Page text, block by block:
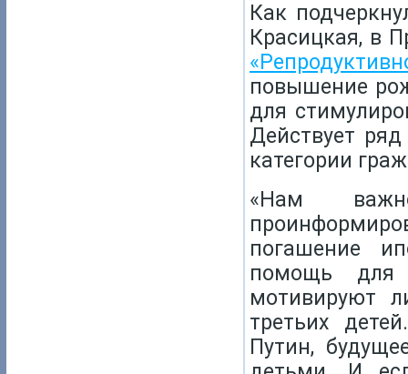
Как
Красицкая, в
повышение
для
Действует
категории
«Нам
погашение
помощь для
мотивируют
третьих
Путин,